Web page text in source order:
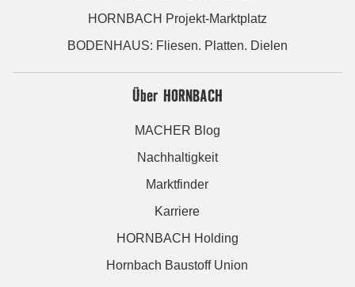
HORNBACH Projekt-Marktplatz
BODENHAUS: Fliesen. Platten. Dielen
Über HORNBACH
MACHER Blog
Nachhaltigkeit
Marktfinder
Karriere
HORNBACH Holding
Hornbach Baustoff Union